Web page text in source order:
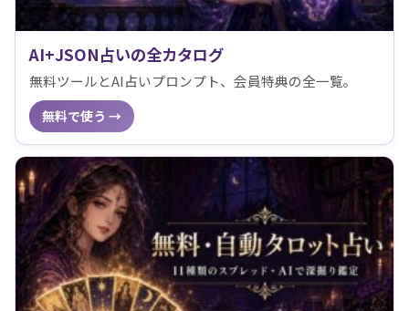
AI+JSON占いの全カタログ
無料ツールとAI占いプロンプト、会員特典の全一覧。
無料で使う →